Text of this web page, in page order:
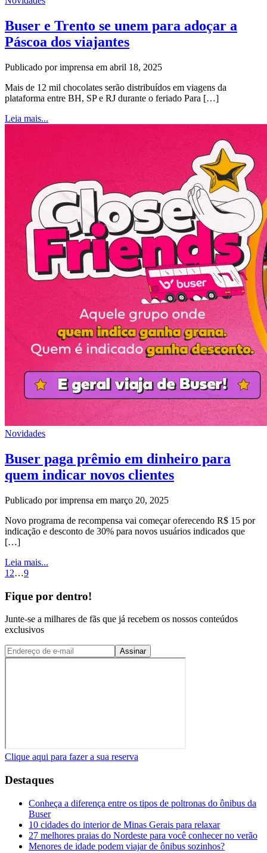
Buser e Trento se unem para adoçar a
Páscoa dos viajantes
Publicado por imprensa em abril 18, 2025
Mais de 12 mil chocolates serão distribuídos em viagens da
plataforma entre BH, SP e RJ durante o feriado Para […]
Leia mais...
Novidades
Buser paga prêmio em dinheiro para
quem indicar novos clientes
Publicado por imprensa em março 20, 2025
Novo programa de recompensa vai começar oferecendo R$ 15 por
indicação e desconto de 30% para novos usuários indicados que
[…]
Leia mais...
1 2…9
Fique por dentro!
Junte-se a milhares de fãs que já recebem os nossos conteúdos
exclusivos
Assinar
Clique aqui para fazer a sua reserva
Destaques
Conheça a diferença entre os tipos de poltronas do ônibus da
Buser
10 cidades do interior de Minas Gerais para relaxar
27 melhores praias do Nordeste para você conhecer no verão
Menores de idade podem viajar de ônibus sozinhos?